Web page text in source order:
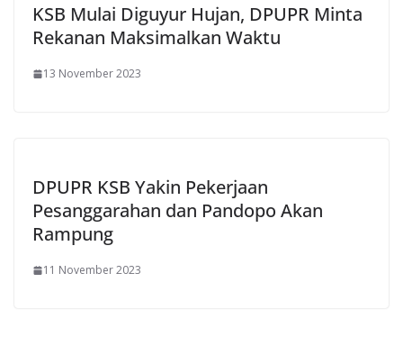
KSB Mulai Diguyur Hujan, DPUPR Minta
Rekanan Maksimalkan Waktu
13 November 2023
DPUPR KSB Yakin Pekerjaan
Pesanggarahan dan Pandopo Akan
Rampung
11 November 2023